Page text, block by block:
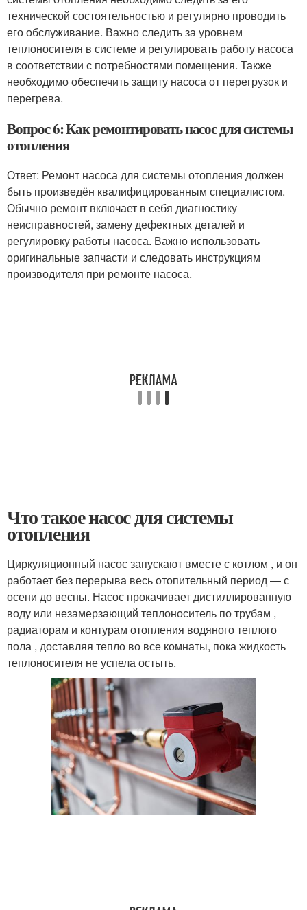
технической состоятельностью и регулярно проводить
его обслуживание. Важно следить за уровнем
теплоносителя в системе и регулировать работу насоса
в соответствии с потребностями помещения. Также
необходимо обеспечить защиту насоса от перегрузок и
перегрева.
Вопрос 6: Как ремонтировать насос для системы
отопления
Ответ: Ремонт насоса для системы отопления должен
быть произведён квалифицированным специалистом.
Обычно ремонт включает в себя диагностику
неисправностей, замену дефектных деталей и
регулировку работы насоса. Важно использовать
оригинальные запчасти и следовать инструкциям
производителя при ремонте насоса.
Что такое насос для системы
отопления
Циркуляционный насос запускают вместе с котлом , и он
работает без перерыва весь отопительный период — с
осени до весны. Насос прокачивает дистиллированную
воду или незамерзающий теплоноситель по трубам ,
радиаторам и контурам отопления водяного теплого
пола , доставляя тепло во все комнаты, пока жидкость
теплоносителя не успела остыть.